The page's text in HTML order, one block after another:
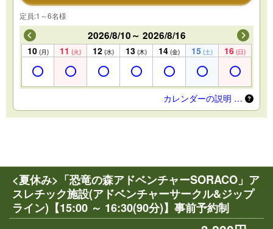
定員:1～6名様
2026/8/10～ 2026/8/16
10 (月) 11 (火) 12 (水) 13 (木) 14 (金) 15 (土) 16 (日)
カレンダーの説明 …
<夏休み>「恐竜の森アドベンチャーSORACO」ア
スレチック施設(アドベンチャーサークル&ジップ
ライン)【15:00 ～ 16:30(90分)】事前予約制